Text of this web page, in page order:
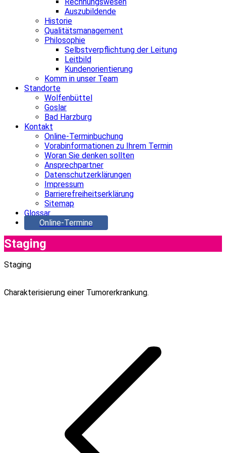
Auszubildende
Historie
Qualitätsmanagement
Philosophie
Selbstverpflichtung der Leitung
Leitbild
Kundenorientierung
Komm in unser Team
Standorte
Wolfenbüttel
Goslar
Bad Harzburg
Kontakt
Online-Terminbuchung
Vorabinformationen zu Ihrem Termin
Woran Sie denken sollten
Ansprechpartner
Datenschutzerklärungen
Impressum
Barrierefreiheitserklärung
Sitemap
Glossar
Online-Termine
Staging
Staging
Charakterisierung einer Tumorerkrankung.